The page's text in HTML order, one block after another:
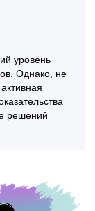
уровень
Однако, не
решений